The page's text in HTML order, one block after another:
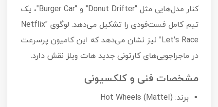
کنار مدل‌هایی مثل "Donut Drifter" و "Burger Car"، یک
تیم کامل فست‌فودی را تشکیل می‌دهد. لوگوی "Netflix
Let's Race" نیز نشان می‌دهد که این کامیون پرسرعت
در ماجراجویی‌های کارتونی جدید هات ویلز نقش دارد.
مشخصات فنی و کلکسیونی
برند: Hot Wheels (Mattel)